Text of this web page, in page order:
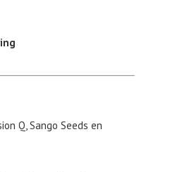
Q, Sango Seeds en